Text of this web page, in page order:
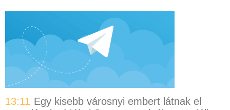
13:11 Egy kisebb városnyi embert látnak el